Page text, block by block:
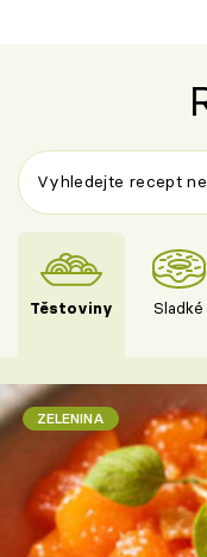
Těstoviny Sladké
ZELENINA